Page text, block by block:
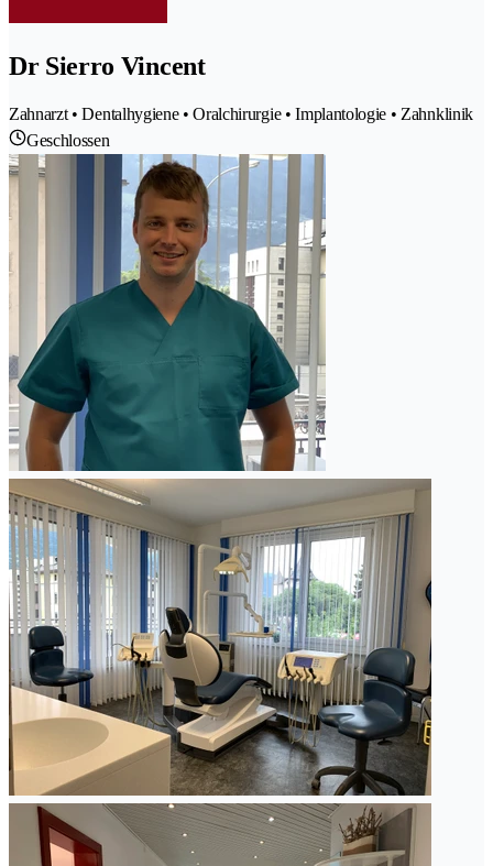
Dr Sierro Vincent
Zahnarzt • Dentalhygiene • Oralchirurgie • Implantologie • Zahnklinik
Geschlossen